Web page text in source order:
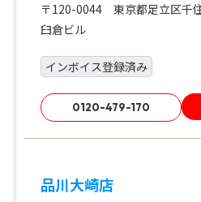
〒120-0044 東京都足立区千
臼倉ビル
インボイス登録済み
0120-479-170
品川大崎店